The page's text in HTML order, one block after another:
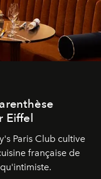
Eiffel
Paris Club cultive
française de